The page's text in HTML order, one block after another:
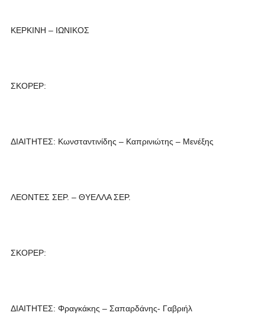
ΚΕΡΚΙΝΗ – ΙΩΝΙΚΟΣ
ΣΚΟΡΕΡ:
ΔΙΑΙΤΗΤΕΣ: Κωνσταντινίδης – Καπρινιώτης – Μενέξης
ΛΕΟΝΤΕΣ ΣΕΡ. – ΘΥΕΛΛΑ ΣΕΡ.
ΣΚΟΡΕΡ:
ΔΙΑΙΤΗΤΕΣ: Φραγκάκης – Σαπαρδάνης- Γαβριήλ